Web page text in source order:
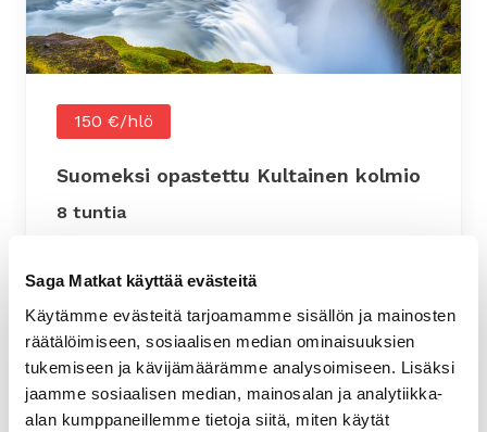
Saga Matkat käyttää evästeitä
Käytämme evästeitä tarjoamamme sisällön ja mainosten
räätälöimiseen, sosiaalisen median ominaisuuksien
tukemiseen ja kävijämäärämme analysoimiseen. Lisäksi
jaamme sosiaalisen median, mainosalan ja analytiikka-
alan kumppaneillemme tietoja siitä, miten käytät
150 €/hlö
Suomeksi opastettu Kultainen kolmio
8 tuntia
opastetulla päiväretkellä nähdään
Reykjavikin ympäristön tärkeimmät
luonnonnähtävyydet: Gullfossin vesiputous
ja vettä korkealle ilmaan suihkuttava geysir.
Retkellä tutustutaan myös Thingvellirin
kansallispuistoon.